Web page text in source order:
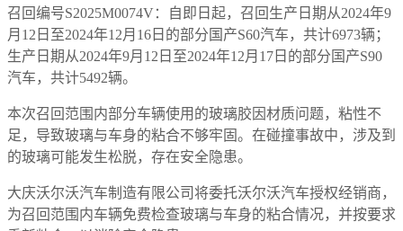
召回编号S2025M0074V：自即日起，召回生产日期从2024年9
月12日至2024年12月16日的部分国产S60汽车，共计6973辆；
生产日期从2024年9月12日至2024年12月17日的部分国产S90
汽车，共计5492辆。
本次召回范围内部分车辆使用的玻璃胶因材质问题，粘性不
足，导致玻璃与车身的粘合不够牢固。在碰撞事故中，涉及到
的玻璃可能发生松脱，存在安全隐患。
大庆沃尔沃汽车制造有限公司将委托沃尔沃汽车授权经销商，
为召回范围内车辆免费检查玻璃与车身的粘合情况，并按要求